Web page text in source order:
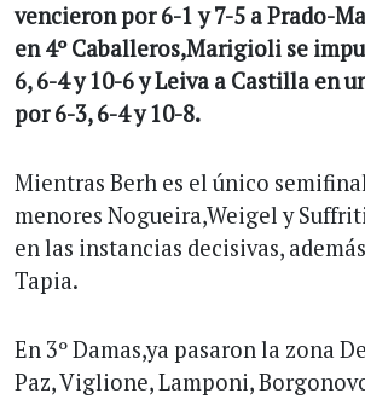
vencieron por 6-1 y 7-5 a Prado-
en 4º Caballeros,Marigioli se
6, 6-4 y 10-6 y Leiva a Castilla en
por 6-3, 6-4 y 10-8.
Mientras Berh es el único
menores Nogueira,Weigel y
en las instancias decisivas,
Tapia.
En 3º Damas,ya pasaron la zona
Paz, Viglione, Lamponi,